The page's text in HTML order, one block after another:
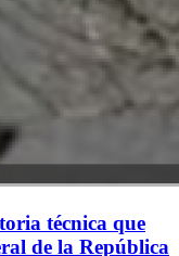
técnica que
de la República